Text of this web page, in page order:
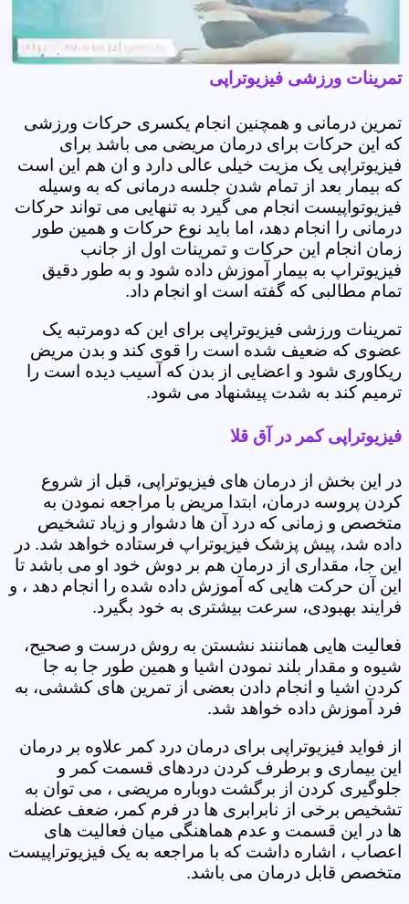
تمرینات ورزشی فیزیوتراپی
تمرین درمانی و همچنین انجام یکسری حرکات ورزشی
که این حرکات برای درمان مریضی می باشد برای
فیزیوتراپی یک مزیت خیلی عالی دارد و ان هم این است
که بیمار بعد از تمام شدن جلسه درمانی که به وسیله
فیزیوتواپیست انجام می گیرد به تنهایی می تواند حرکات
درمانی را انجام دهد، اما باید نوع حرکات و همین طور
زمان انجام این حرکات و تمرینات اول از جانب
فیزیوتراپ به بیمار آموزش داده شود و به طور دقیق
تمام مطالبی که گفته است او انجام داد.
تمرینات ورزشی فیزیوتراپی برای این که دومرتبه یک
عضوی که ضعیف شده است را قوی کند و بدن مریض
ریکاوری شود و اعضایی از بدن که آسیب دیده است را
ترمیم کند به شدت پیشنهاد می شود.
فیزیوتراپی کمر در آق قلا
در این بخش از درمان های فیزیوتراپی، قبل از شروع
کردن پروسه درمان، ابتدا مریض با مراجعه نمودن به
متخصص و زمانی که درد آن ها دشوار و زیاد تشخیص
داده شد، پیش پزشک فیزیوتراپ فرستاده خواهد شد. در
این جا، مقداری از درمان هم بر دوش خود او می باشد تا
این آن حرکت هایی که آموزش داده شده را انجام دهد ، و
فرایند بهبودی، سرعت بیشتری به خود بگیرد.
فعالیت هایی هماننند نشستن به روش درست و صحیح،
شیوه و مقدار بلند نمودن اشیا و همین طور جا به جا
کردن اشیا و انجام دادن بعضی از تمرین های کششی، به
فرد آموزش داده خواهد شد.
از فواید فیزیوتراپی برای درمان درد کمر علاوه بر درمان
این بیماری و برطرف کردن دردهای قسمت کمر و
جلوگیری کردن از برگشت دوباره مریضی ، می توان به
تشخیص برخی از نابرابری ها در فرم کمر، ضعف عضله
ها در این قسمت و عدم هماهنگی میان فعالیت های
اعصاب ، اشاره داشت که با مراجعه به یک فیزیوتراپیست
متخصص قابل درمان می باشد.